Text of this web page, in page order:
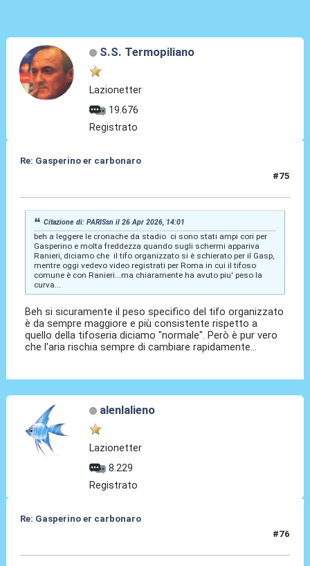
S.S. Termopiliano
Lazionetter
19.676
Registrato
Re: Gasperino er carbonaro
#75
Citazione di: PARISsn il 26 Apr 2026, 14:01
beh a leggere le cronache da stadio ci sono stati ampi cori per
Gasperino e molta freddezza quando sugli schermi appariva
Ranieri, diciamo che il tifo organizzato si è schierato per il Gasp,
mentre oggi vedevo video registrati per Roma in cui il tifoso
comune è con Ranieri...ma chiaramente ha avuto piu' peso la
curva...
Beh si sicuramente il peso specifico del tifo organizzato
è da sempre maggiore e più consistente rispetto a
quello della tifoseria diciamo "normale". Però è pur vero
che l'aria rischia sempre di cambiare rapidamente...
alenlalieno
Lazionetter
8.229
Registrato
Re: Gasperino er carbonaro
#76